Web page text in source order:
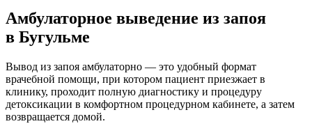
Амбулаторное выведение из запоя
в Бугульме
Вывод из запоя амбулаторно — это удобный формат
врачебной помощи, при котором пациент приезжает в
клинику, проходит полную диагностику и процедуру
детоксикации в комфортном процедурном кабинете, а затем
возвращается домой.